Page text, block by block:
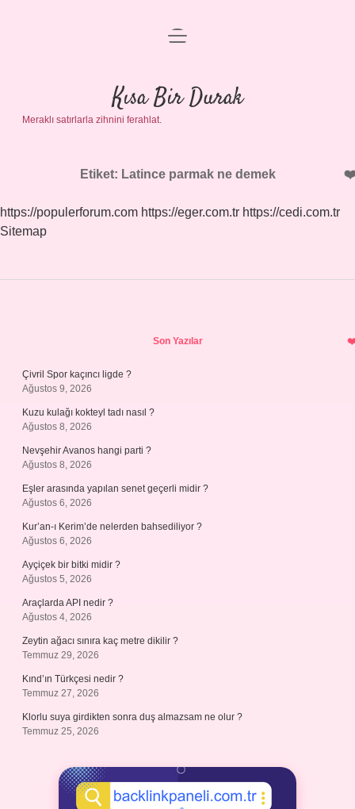
Anasayfa
Gizlilik Politikası
Yasal Uyarı
menüyü
Kısa Bir Durak
Meraklı satırlarla zihnini ferahlat.
Etiket: Latince parmak ne demek
https://populerforum.com https://eger.com.tr https://cedi.com.tr
Sitemap
Son Yazılar
Çivril Spor kaçıncı ligde ?
Ağustos 9, 2026
Kuzu kulağı kokteyl tadı nasıl ?
Ağustos 8, 2026
Nevşehir Avanos hangi parti ?
Ağustos 8, 2026
Eşler arasında yapılan senet geçerli midir ?
Ağustos 6, 2026
Kur’an-ı Kerim’de nelerden bahsediliyor ?
Ağustos 6, 2026
Ayçiçek bir bitki midir ?
Ağustos 5, 2026
Araçlarda API nedir ?
Ağustos 4, 2026
Zeytin ağacı sınıra kaç metre dikilir ?
Temmuz 29, 2026
Kınd’ın Türkçesi nedir ?
Temmuz 27, 2026
Klorlu suya girdikten sonra duş almazsam ne olur ?
Temmuz 25, 2026